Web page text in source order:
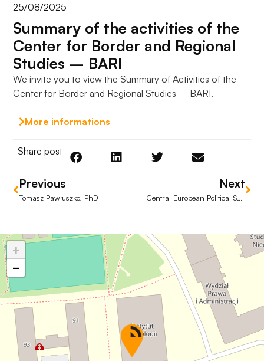
25/08/2025
Summary of the activities of the
Center for Border and Regional
Studies – BARI
We invite you to view the Summary of Activities of the
Center for Border and Regional Studies – BARI.
More informations
Share post
Previous
Tomasz Pawłuszko, PhD
Next
+
−
i strukturę
strony
internetowej,
tego, jak
strona jest
Aby nasza
działała jak
twojego
przejścia na nią.
Jeśli odrzucisz
te pliki cookie,
niektóre funkcje
znikną ze strony
internetowej.
Marketing